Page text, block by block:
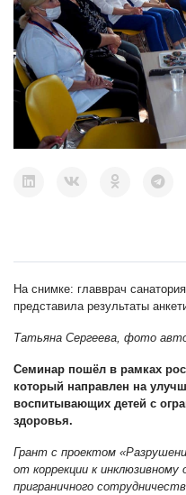
На снимке: главврач
представила результаты
Татьяна Сергеева, фото
Семинар пошёл в рамках
который направлен на
воспитывающих детей с
здоровья.
Грант с проектом
от коррекции к инклюзивному
приграничного